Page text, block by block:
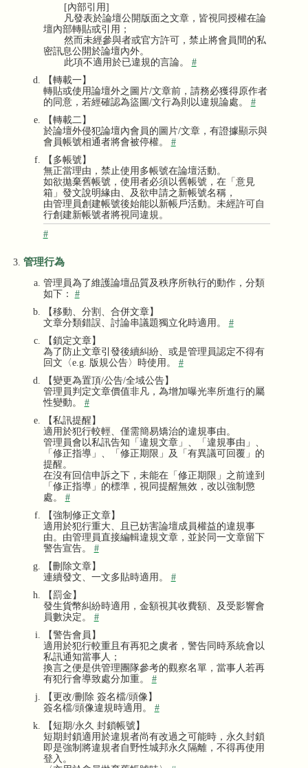
[內部引用]
凡發表於論壇公開版面之文章，皆視同授權在論
壇內部轉貼或引用；
然而未經參與者或官方許可，禁止將會員間的私
密訊息公開於論壇內外。
此項不適用於已違規的言論。 #
【轉載一】
轉貼或使用論壇外之圖片/文章前，請務必獲得原作者
的同意，若經確認為盜圖/文行為則以違規論處。 #
【轉載二】
於論壇外侵犯論壇內會員的圖片/文章，有證據顯示與
會員帳號相通者將會被停權。 #
【多帳號】
無正當理由，禁止使用多帳號在論壇活動。
如欲拋棄舊帳號，使用者必須以舊帳號，在「意見
箱」發文說明緣由、及欲申請之新帳號名稱，
由管理員創建帳號後始能以新帳戶活動。未經許可自
行創建新帳號者將視同違規。
#
管理行為
管理員為了維護論壇品質及秩序所執行的動作，分類
如下： #
【移動、分割、合併文章】
文章分類錯誤、討論串議題獨立化時適用。 #
【鎖定文章】
為了防止文章引發後續糾紛、或是管理員認定不得有
回文〈e.g. 版規公告〉時使用。 #
【變更為置頂/公告/全域公告】
管理員判定文章價值非凡，為增加曝光率所進行的屬
性變動。 #
【私訊提醒】
適用於犯行較輕、僅需簡易矯治的違規事由。
管理員會以私訊告知「違規文章」、「違規事由」、
「修正指導」、「修正期限」及「有異議可回覆」的
提醒。
在沒有回信申訴之下，未能在「修正期限」之前達到
「修正指導」的標準，視同提醒無效，改以強制懲
處。 #
【強制修正文章】
適用於犯行重大、且已妨害論壇成員權益的違規事
由。由管理員直接編輯違規文章，並於同一文章留下
警告宣告。 #
【刪除文章】
連續發文、一文多貼時適用。 #
【罰金】
發生貨幣糾紛時適用，金額視其收費額、及受影響會
員數決定。 #
【警告會員】
適用於犯行較重且有再犯之虞者，警告同時系統會以
私訊通知當事人；
換言之便是供管理團隊參考的觀察名單，當事人若再
有犯行會導致處分加重。 #
【更改/刪除 簽名檔/頭像】
簽名檔/頭像違規時適用。 #
【短期/永久 封鎖帳號】
短期封鎖適用於違規者尚有改過之可能時，永久封鎖
即是強制將違規者自野性城邦永久隔離，不得再使用
登入。